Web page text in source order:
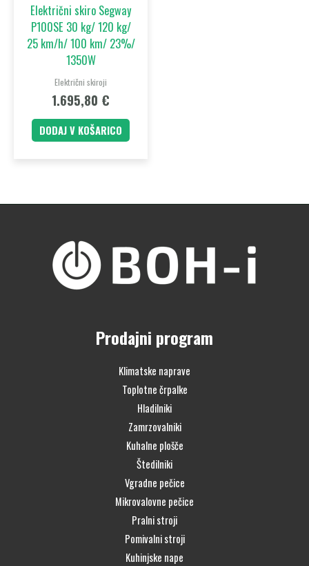
Električni skiro Segway
P100SE 30 kg/ 120 kg/
25 km/h/ 100 km/ 23%/
1350W
Električni skiroji
1.695,80 €
DODAJ V KOŠARICO
Prodajni program
Klimatske naprave
Toplotne črpalke
Hladilniki
Zamrzovalniki
Kuhalne plošče
Štedilniki
Vgradne pečice
Mikrovalovne pečice
Pralni stroji
Pomivalni stroji
Kuhinjske nape